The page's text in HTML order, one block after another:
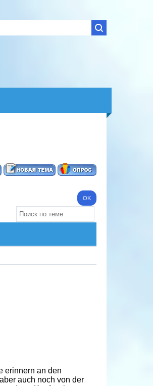
erinnern an den
auch noch von der